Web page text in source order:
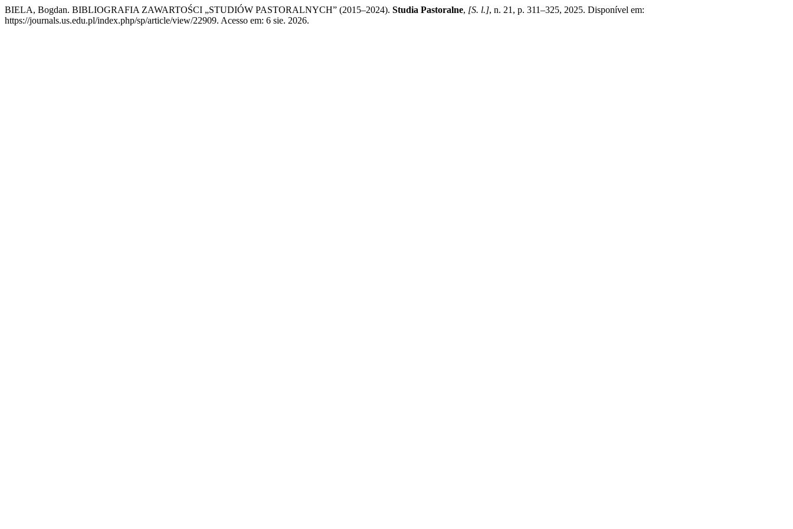
BIELA, Bogdan. BIBLIOGRAFIA ZAWARTOŚCI „STUDIÓW PASTORALNYCH” (2015–2024). Studia Pastoralne, [S. l.], n. 21, p. 311–325, 2025. Disponível em:
https://journals.us.edu.pl/index.php/sp/article/view/22909. Acesso em: 6 sie. 2026.